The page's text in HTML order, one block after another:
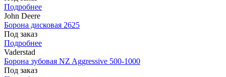
Подробнее
John Deere
Борона дисковая 2625
Под заказ
Подробнее
Vaderstad
Борона зубовая NZ Aggressive 500-1000
Под заказ